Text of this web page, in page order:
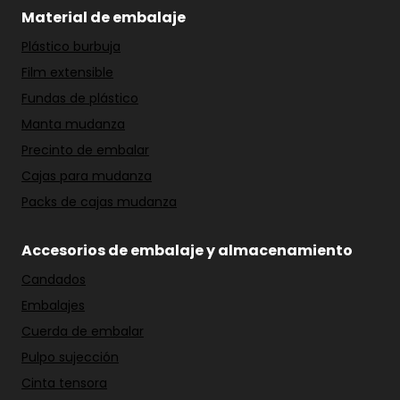
Material de embalaje
Plástico burbuja
Film extensible
Fundas de plástico
Manta mudanza
Precinto de embalar
Cajas para mudanza
Packs de cajas mudanza
Accesorios de embalaje y almacenamiento
Candados
Embalajes
Cuerda de embalar
Pulpo sujección
Cinta tensora